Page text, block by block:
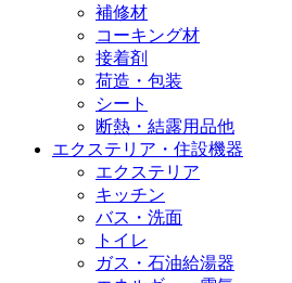
補修材
コーキング材
接着剤
荷造・包装
シート
断熱・結露用品他
エクステリア・住設機器
エクステリア
キッチン
バス・洗面
トイレ
ガス・石油給湯器